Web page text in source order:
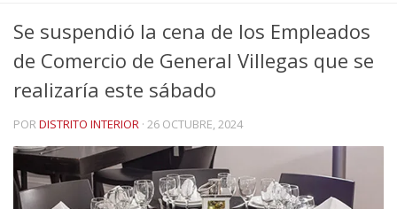
Se suspendió la cena de los Empleados
de Comercio de General Villegas que se
realizaría este sábado
PORDISTRITO INTERIOR · 26 OCTUBRE, 2024